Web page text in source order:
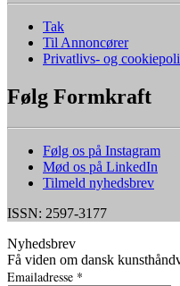
Tak
Til Annoncører
Privatlivs- og
Følg Formkraft
Følg os på Instagram
Mød os på LinkedIn
Tilmeld nyhedsbrev
ISSN: 2597-3177
Nyhedsbrev
Få viden om dansk
Emailadresse *